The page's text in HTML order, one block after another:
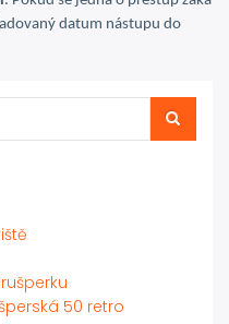
datum nástupu do
50 retro